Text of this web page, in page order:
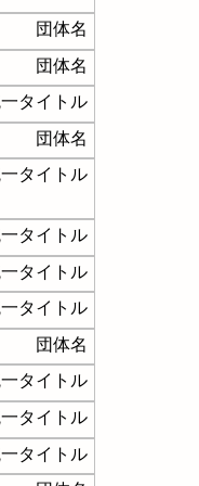
団体名
団体名
タイトル
団体名
タイトル
タイトル
タイトル
タイトル
団体名
タイトル
タイトル
タイトル